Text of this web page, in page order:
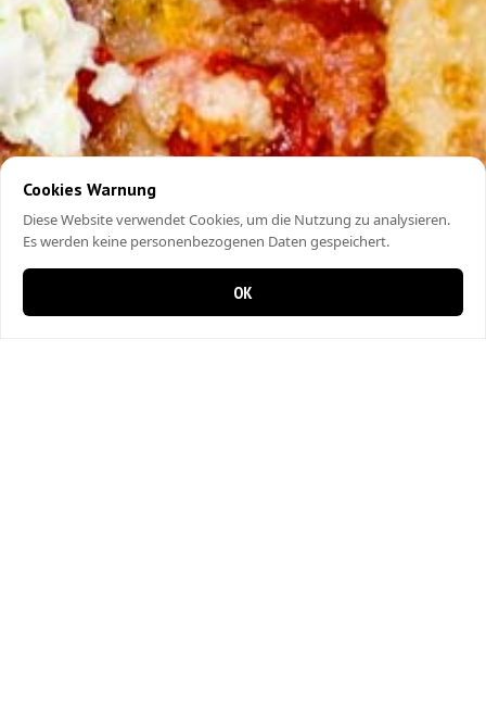
Cookies Warnung
Diese Website verwendet Cookies, um die Nutzung zu analysieren.
Es werden keine personenbezogenen Daten gespeichert.
OK